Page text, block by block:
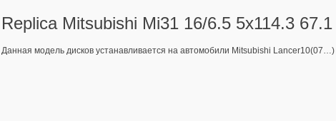
Replica Mitsubishi Mi31 16/6.5 5x114.3
Данная модель дисков устанавливается на автомобили Mitsubishi Lancer10(07…)